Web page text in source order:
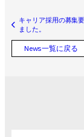
キャリア採用の募集
ました。
News一覧に戻る